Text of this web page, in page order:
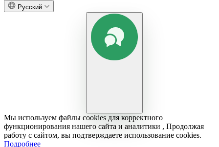
Русский
Мы используем файлы cookies для корректного
функционирования нашего сайта и аналитики , Продолжая
работу с сайтом, вы подтверждаете использование cookies.
Подробнее